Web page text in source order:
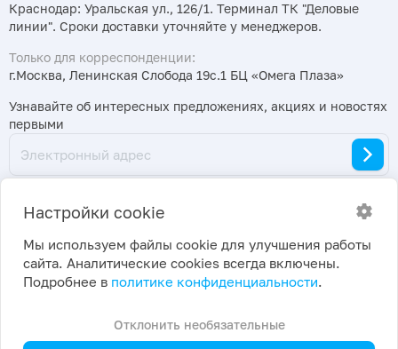
Краснодар: Уральская ул., 126/1. Терминал ТК "Деловые
линии". Сроки доставки уточняйте у менеджеров.
Только для корреспонденции:
г.Москва, Ленинская Слобода 19с.1 БЦ «Омега Плаза»
Узнавайте об интересных предложениях, акциях и новостях
первыми
2026 ©
ПраймКемикалсГрупп
Политика конфиденциальности
Настройки cookie
Настройки cookie
Мы используем файлы cookie для улучшения работы
сайта. Аналитические cookies всегда включены.
Подробнее в политике конфиденциальности.
Отклонить необязательные